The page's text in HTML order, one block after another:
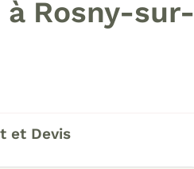
Rosny-sur-
et Devis